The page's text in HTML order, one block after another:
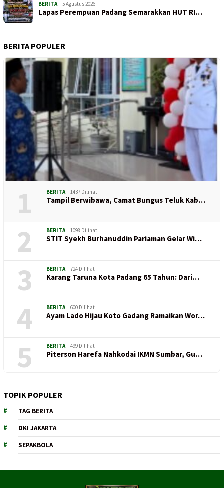
BERITA 5 Agustus 2026
Lapas Perempuan Padang Semarakkan HUT RI…
BERITA POPULER
1 BERITA 1437 Dilihat
Tampil Berwibawa, Camat Bungus Teluk Kab…
2 BERITA 1098 Dilihat
STIT Syekh Burhanuddin Pariaman Gelar Wi…
3 BERITA 724 Dilihat
Karang Taruna Kota Padang 65 Tahun: Dari…
4 BERITA 600 Dilihat
Ayam Lado Hijau Koto Gadang Ramaikan Wor…
5 BERITA 499 Dilihat
Piterson Harefa Nahkodai IKMN Sumbar, Gu…
TOPIK POPULER
TAG BERITA
DKI JAKARTA
SEPAKBOLA